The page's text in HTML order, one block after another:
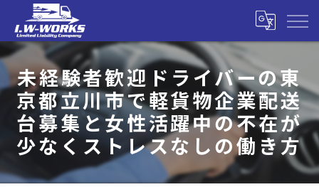
未経験者歓迎ドライバーの東
京都立川市で軽貨物企業配送
台募集と女性活躍中の不在が
少なくストレスなしの働き方